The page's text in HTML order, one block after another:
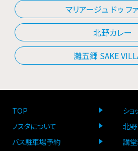
マリアージュ ドゥ フ
北野カレー
灘五郷 SAKE
TOP
ショ
ノスタについて
北
バス駐車場予約
講